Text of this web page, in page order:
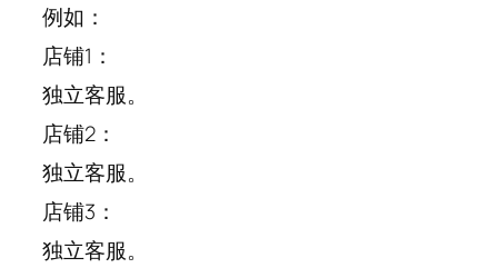
例如：
店铺1：
独立客服。
店铺2：
独立客服。
店铺3：
独立客服。